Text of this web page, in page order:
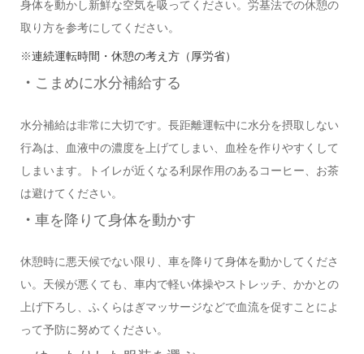
身体を動かし新鮮な空気を吸ってください。労基法での休憩の
取り方を参考にしてください。
※連続運転時間・休憩の考え方（厚労省）
・ こまめに水分補給する
水分補給は非常に大切です。 長距離運転中に水分を摂取しない
行為は、血液中の濃度を上げてしまい
血栓を作りやすくして
しまいます。
トイレが近くなる利尿作用のあるコーヒー、お茶
は避けてください。
・ 車を降りて身体を動かす
休憩時に悪天候でない限り、 車を降りて身体を動かしてくださ
い。 天候が悪く て も、車内で軽い体操やストレッチ、かかとの
上げ下ろし、ふくらはぎマッサージなどで血流を促すことによ
って予防に努めてください。